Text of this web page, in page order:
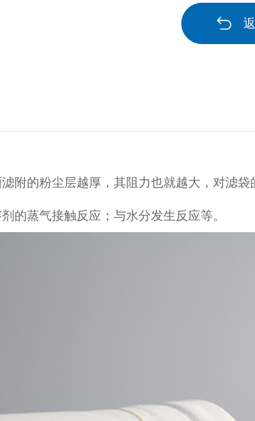
附的粉尘层越厚，其阻力也就越大，对滤袋
的蒸气接触反应；与水分发生反应等。